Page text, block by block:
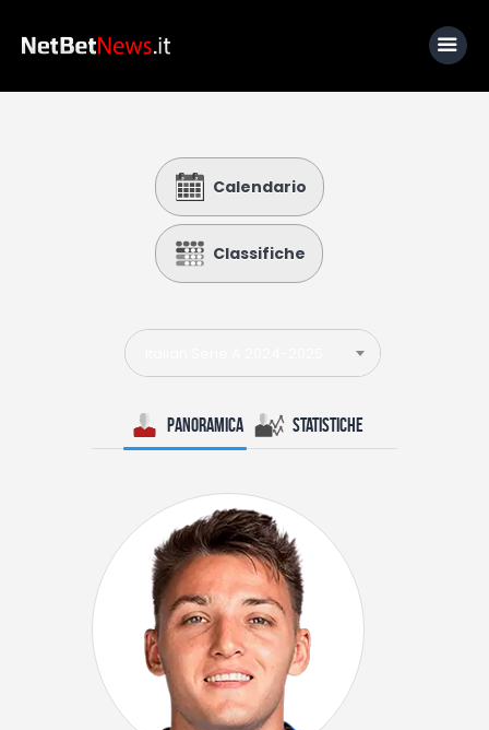
Calcio
Basket
Tennis
Lo Sapevi Che
I consigli di Giulia
Calendario
Classifiche
Panoramica Statistiche